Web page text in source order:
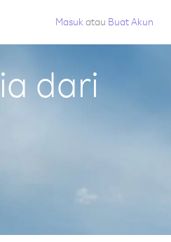
Masuk atau Buat Akun
dari